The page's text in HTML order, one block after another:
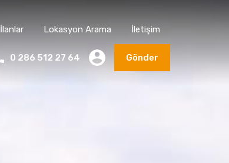
İlanlar Lokasyon Arama İletişim
0 286 512 27 64 Gönder